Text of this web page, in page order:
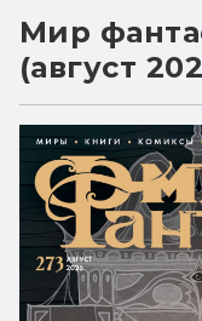
Мир
(август